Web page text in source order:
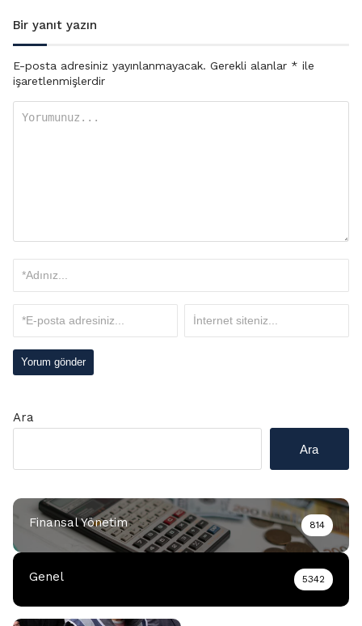
Bir yanıt yazın
E-posta adresiniz yayınlanmayacak. Gerekli alanlar * ile
işaretlenmişlerdir
Ara
Ara
Finansal Yönetim 814
Genel 5342